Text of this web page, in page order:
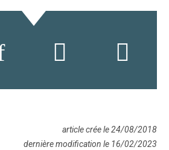
article crée le 24/08/2018
dernière modification le 16/02/2023